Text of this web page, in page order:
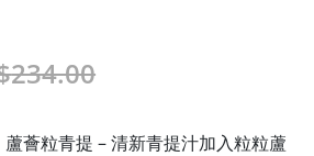
234.00
薈粒青提 – 清新青提汁加入粒粒蘆